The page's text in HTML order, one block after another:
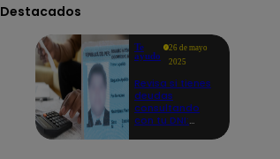
Destacados
Te
ayudo
26 de mayo
2025
Revisa si tienes
deudas
consultando
con tu DNI: